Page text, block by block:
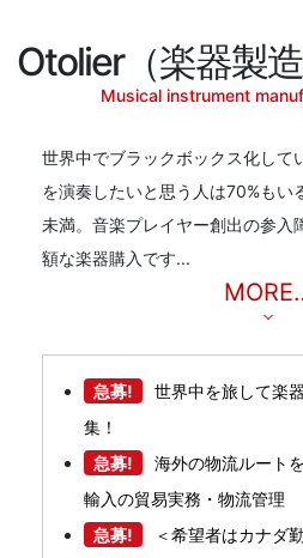
Otolier（楽器製
Musical instrument
世界中でブラックボックス化して
を演奏したいと思う人は70%もい
未満。音楽プレイヤー創出の参入
額な楽器購入です...
急募!
世界中を旅して楽
集！
急募!
海外の物流ルート
輸入の貿易実務・物流管理
急募!
＜希望者はカナダ